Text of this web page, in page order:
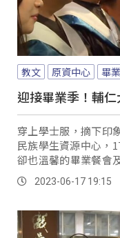
教文 原資中心 畢業
迎接畢業季！輔
穿上學士服，摘下印
民族學生資源中心，
卻也溫馨的畢業餐會
是離鄉背井到都會讀
電機系阿美族的黃子
手。
2023-06-17 19:15